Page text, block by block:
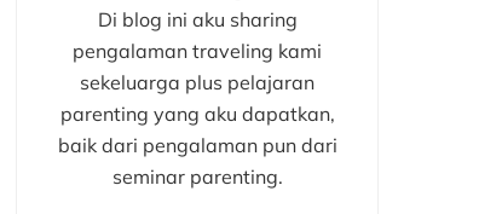
Di blog ini aku sharing
pengalaman traveling kami
sekeluarga plus pelajaran
parenting yang aku dapatkan,
baik dari pengalaman pun dari
seminar parenting.